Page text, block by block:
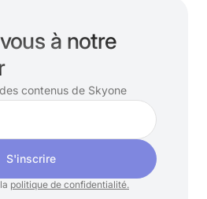
à notre
contenus de Skyone
S'inscrire
politique de confidentialité.